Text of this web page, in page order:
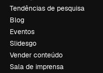
Tendências de pesquisa
Blog
Eventos
Slidesgo
Vender conteúdo
Sala de imprensa